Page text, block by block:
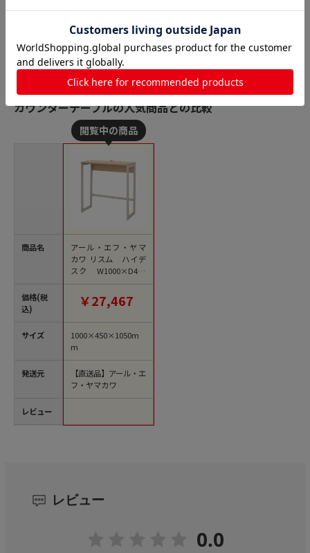
カウンターテーブルの人気商品との比較
商品名
価格(税
込)
サイズ
発送元
レビュー
アール・エフ・ヤマ
カワ リスム ハイデ
スク W1000×D450
ナチュラル×ホワイ
ト コンセント付 RFF
HD-1045NA-WL 1台
￥27,467
1000×450×1050m
m
【直送品】アール・エ
フ・ヤマカワ
レビュー
0.0